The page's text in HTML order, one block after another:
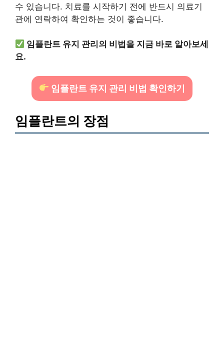
수 있습니다. 치료를 시작하기 전에 반드시 의료기
관에 연락하여 확인하는 것이 좋습니다.
임플란트 유지 관리의 비법을 지금 바로 알아보세
요.
임플란트 유지 관리 비법 확인하기
임플란트의 장점